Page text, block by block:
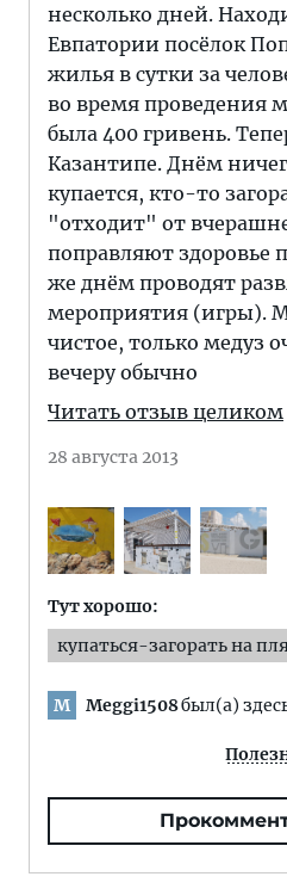
несколько дней.
Евпатории посёлок
жилья в сутки за
во время проведения
была 400 гривень.
Казантипе. Днём
купается, кто-то
"отходит" от
поправляют здоровье
же днём проводят
мероприятия (игры).
чистое, только медуз
вечеру обычно
Читать отзыв целиком
28 августа 2013
Тут хорошо:
купаться-загорать на
M Meggi1508был(а)